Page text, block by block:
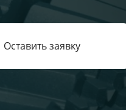
Оставить заявку